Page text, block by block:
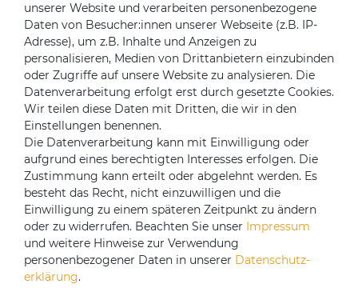
Impressum
Kontakt
Über uns
Mein Konto
Login
Registrieren
Versandpartner
unserer Website und verarbeiten personenbezogene
Daten von Besucher:innen unserer Webseite (z.B. IP-
Adresse), um z.B. Inhalte und Anzeigen zu
personalisieren, Medien von Drittanbietern einzubinden
oder Zugriffe auf unsere Website zu analysieren. Die
Datenverarbeitung erfolgt erst durch gesetzte Cookies.
Wir teilen diese Daten mit Dritten, die wir in den
Einstellungen benennen.
Die Datenverarbeitung kann mit Einwilligung oder
aufgrund eines berechtigten Interesses erfolgen. Die
Zustimmung kann erteilt oder abgelehnt werden. Es
besteht das Recht, nicht einzuwilligen und die
Einwilligung zu einem späteren Zeitpunkt zu ändern
oder zu widerrufen. Beachten Sie unser Impressum
und weitere Hinweise zur Verwendung
personenbezogener Daten in unserer Daten­schutz­
erklärung.